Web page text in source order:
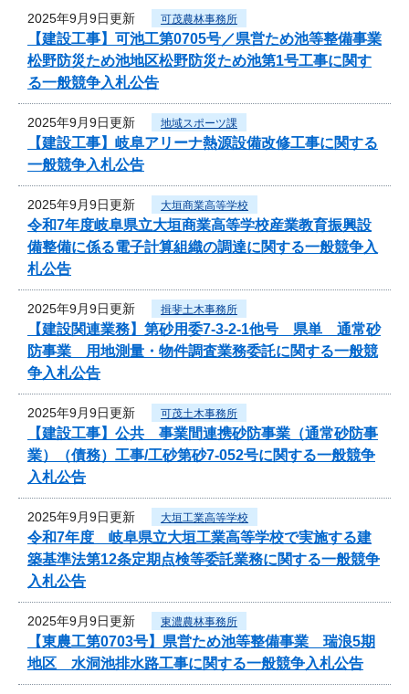
2025年9月9日更新 可茂農林事務所
【建設工事】可池工第0705号／県営ため池等整備事業
松野防災ため池地区松野防災ため池第1号工事に関す
る一般競争入札公告
2025年9月9日更新 地域スポーツ課
【建設工事】岐阜アリーナ熱源設備改修工事に関する
一般競争入札公告
2025年9月9日更新 大垣商業高等学校
令和7年度岐阜県立大垣商業高等学校産業教育振興設
備整備に係る電子計算組織の調達に関する一般競争入
札公告
2025年9月9日更新 揖斐土木事務所
【建設関連業務】第砂用委7-3-2-1他号 県単 通常砂
防事業 用地測量・物件調査業務委託に関する一般競
争入札公告
2025年9月9日更新 可茂土木事務所
【建設工事】公共 事業間連携砂防事業（通常砂防事
業）（債務）工事/工砂第砂7-052号に関する一般競争
入札公告
2025年9月9日更新 大垣工業高等学校
令和7年度 岐阜県立大垣工業高等学校で実施する建
築基準法第12条定期点検等委託業務に関する一般競争
入札公告
2025年9月9日更新 東濃農林事務所
【東農工第0703号】県営ため池等整備事業 瑞浪5期
地区 水洞池排水路工事に関する一般競争入札公告